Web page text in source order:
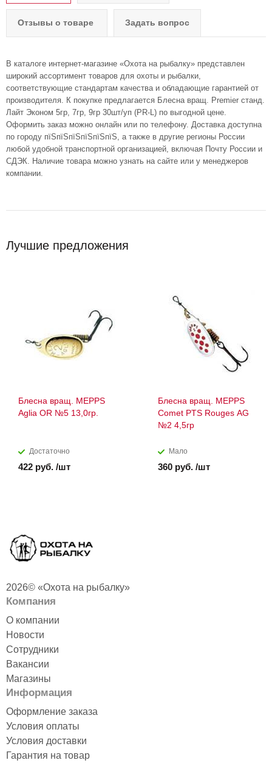
Отзывы о товаре Задать вопрос
В каталоге интернет-магазине «Охота на рыбалку» представлен
широкий ассортимент товаров для охоты и рыбалки,
соответствующие стандартам качества и обладающие гарантией от
производителя. К покупке предлагается Блесна вращ. Premier станд.
Лайт Эконом 5гр, 7гр, 9гр 30шт/уп (PR-L) по выгодной цене.
Оформить заказ можно онлайн или по телефону. Доставка доступна
по городу пїЅпїЅпїЅпїЅпїЅпїЅ, а также в другие регионы России
любой удобной транспортной организацией, включая Почту России и
СДЭК. Наличие товара можно узнать на сайте или у менеджеров
компании.
Лучшие предложения
Блесна вращ. MEPPS
Aglia OR №5 13,0гр.
Достаточно
422 руб. /шт
Блесна вращ. MEPPS
Comet PTS Rouges AG
№2 4,5гр
Мало
360 руб. /шт
2026© «Охота на рыбалку»
Компания
О компании
Новости
Сотрудники
Вакансии
Магазины
Информация
Оформление заказа
Условия оплаты
Условия доставки
Гарантия на товар